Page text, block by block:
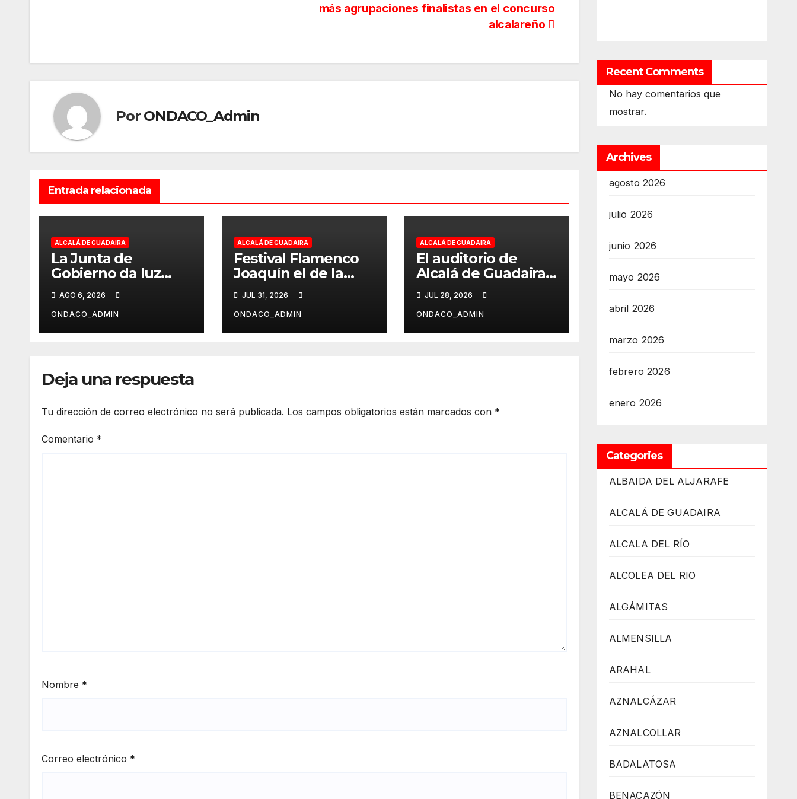
más agrupaciones finalistas en el concurso
alcalareño
Por ONDACO_Admin
Entrada relacionada
ALCALÁ DE GUADAIRA
La Junta de
Gobierno da luz
contratación de las
obras de ampliación
del Museo de Alcalá
AGO 6, 2026
ONDACO_ADMIN
ALCALÁ DE GUADAIRA
Festival Flamenco
Joaquín el de la
JUL 31, 2026
ONDACO_ADMIN
ALCALÁ DE GUADAIRA
El auditorio de
Alcalá de Guadaira
`Cenicienta La
Leyenda´
JUL 28, 2026
ONDACO_ADMIN
Deja una respuesta
Tu dirección de correo electrónico no será publicada. Los campos obligatorios están marcados con *
Comentario *
Nombre *
Correo electrónico *
Recent Comments
No hay comentarios que
mostrar.
Archives
agosto 2026
julio 2026
junio 2026
mayo 2026
abril 2026
marzo 2026
febrero 2026
enero 2026
Categories
ALBAIDA DEL ALJARAFE
ALCALÁ DE GUADAIRA
ALCALA DEL RÍO
ALCOLEA DEL RIO
ALGÁMITAS
ALMENSILLA
ARAHAL
AZNALCÁZAR
AZNALCOLLAR
BADALATOSA
BENACAZÓN